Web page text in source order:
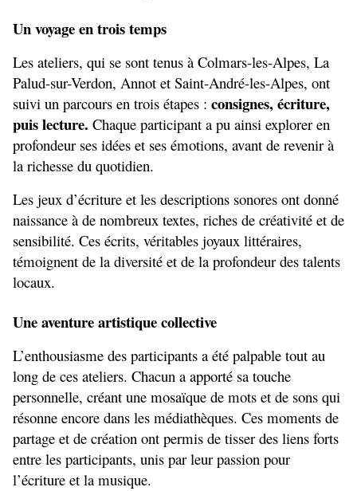
Un voyage en trois temps
Les ateliers, qui se sont tenus à Colmars-les-Alpes, La
Palud-sur-Verdon, Annot et Saint-André-les-Alpes, ont
suivi un parcours en trois étapes : consignes, écriture,
puis lecture. Chaque participant a pu ainsi explorer en
profondeur ses idées et ses émotions, avant de revenir à
la richesse du quotidien.
Les jeux d’écriture et les descriptions sonores ont donné
naissance à de nombreux textes, riches de créativité et de
sensibilité. Ces écrits, véritables joyaux littéraires,
témoignent de la diversité et de la profondeur des talents
locaux.
Une aventure artistique collective
L’enthousiasme des participants a été palpable tout au
long de ces ateliers. Chacun a apporté sa touche
personnelle, créant une mosaïque de mots et de sons qui
résonne encore dans les médiathèques. Ces moments de
partage et de création ont permis de tisser des liens forts
entre les participants, unis par leur passion pour
l’écriture et la musique.